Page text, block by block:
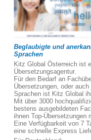
Beglaubigte und
Sprachen
Kitz Global Österreich ist
Übersetzungsagentur.
Für den Bedarf an
Übersetzungen, oder
Sprachen ist Kitz Global
Mit über 3000
bestens ausgebildeten
ihnen Top-
Eine Verfügbarkeit von 7
eine schnelle Express